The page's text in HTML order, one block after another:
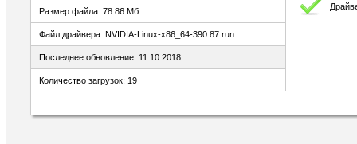
Размер файла: 78.86 Мб
Файл драйвера: NVIDIA-Linux-x86_64-390.87.run
Последнее обновление: 11.10.2018
Количество загрузок: 19